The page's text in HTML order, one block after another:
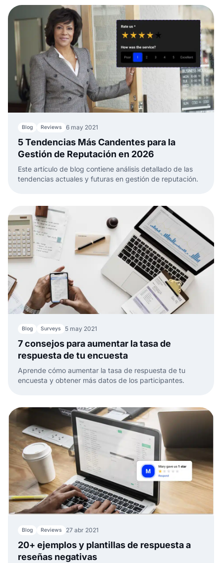
Blog Reviews 6 may 2021
5 Tendencias Más Candentes para la
Gestión de Reputación en 2026
Este artículo de blog contiene análisis detallado de las
tendencias actuales y futuras en gestión de reputación.
Blog Surveys 5 may 2021
7 consejos para aumentar la tasa de
respuesta de tu encuesta
Aprende cómo aumentar la tasa de respuesta de tu
encuesta y obtener más datos de los participantes.
Blog Reviews 27 abr 2021
20+ ejemplos y plantillas de respuesta a
reseñas negativas